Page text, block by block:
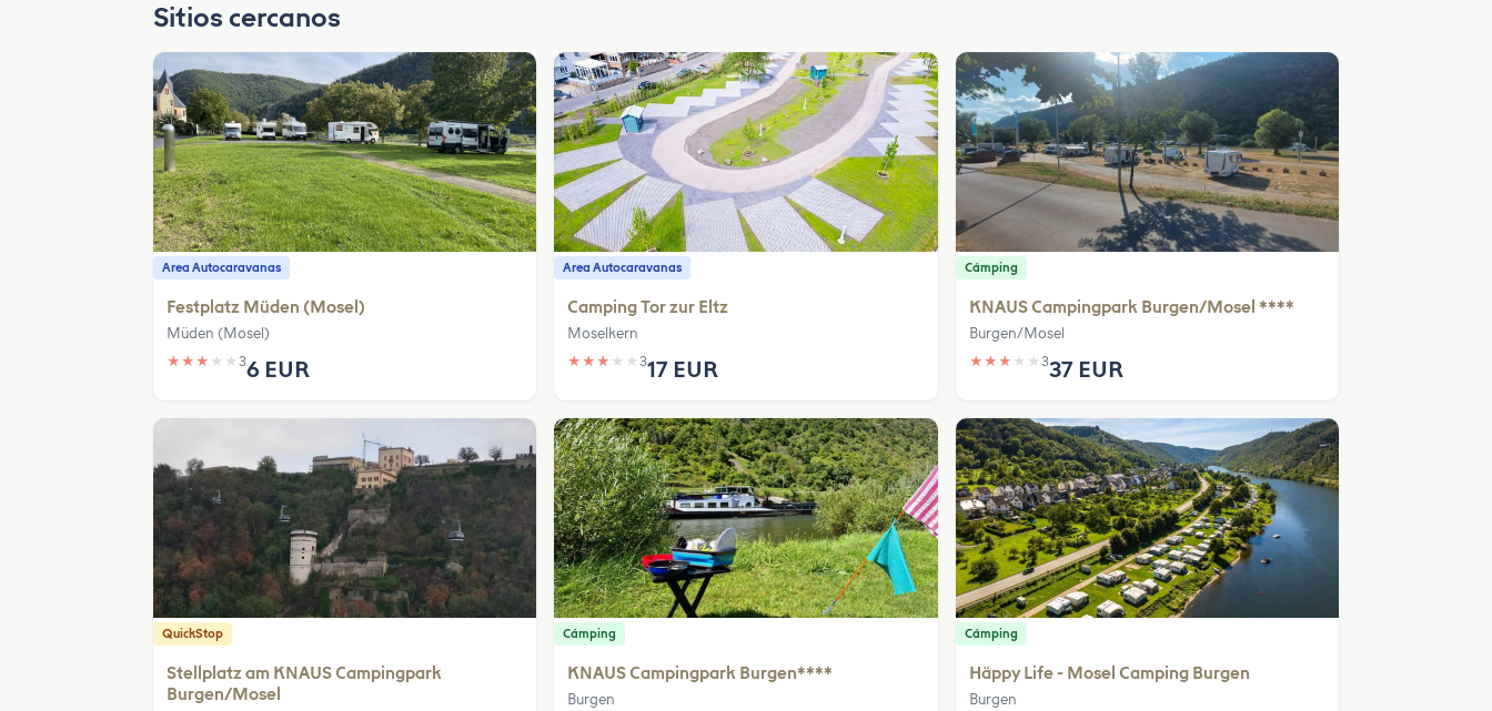
Sitios cercanos
Area Autocaravanas
Festplatz Müden (Mosel)
Müden (Mosel)
★ ★ ★ ★ ★ 36 EUR
Area Autocaravanas
Camping Tor zur Eltz
Moselkern
★ ★ ★ ★ ★317 EUR
Cámping
KNAUS Campingpark Burgen/Mosel ****
Burgen/Mosel
★ ★ ★ ★ ★ 337 EUR
QuickStop
Stellplatz am KNAUS Campingpark
Burgen/Mosel
Cámping
KNAUS Campingpark Burgen****
Burgen
Cámping
Häppy Life - Mosel Camping Burgen
Burgen